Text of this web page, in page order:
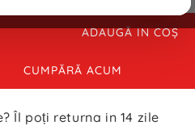
ADAUGĂ IN COŞ
CUMPĂRĂ ACUM
Îl poți returna in 14 zile